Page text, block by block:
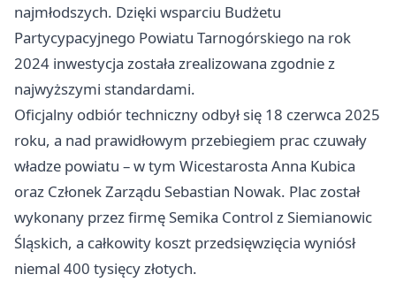
najmłodszych. Dzięki wsparciu Budżetu
Partycypacyjnego Powiatu Tarnogórskiego na rok
2024 inwestycja została zrealizowana zgodnie z
najwyższymi standardami.
Oficjalny odbiór techniczny odbył się 18 czerwca 2025
roku, a nad prawidłowym przebiegiem prac czuwały
władze powiatu – w tym Wicestarosta Anna Kubica
oraz Członek Zarządu Sebastian Nowak. Plac został
wykonany przez firmę Semika Control z Siemianowic
Śląskich, a całkowity koszt przedsięwzięcia wyniósł
niemal 400 tysięcy złotych.